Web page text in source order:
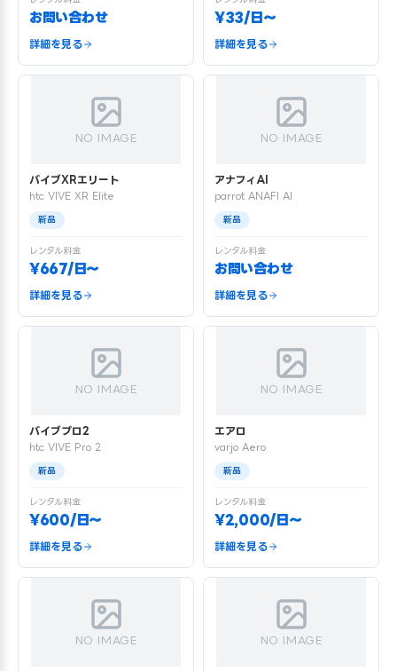
お問い合わせ
詳細を見る
¥33/日〜
詳細を見る
NO IMAGE
バイブXRエリート
htc VIVE XR Elite
新品
レンタル料金
¥667/日〜
詳細を見る
NO IMAGE
アナフィAI
parrot ANAFI AI
新品
レンタル料金
お問い合わせ
詳細を見る
NO IMAGE
バイブプロ2
htc VIVE Pro 2
新品
レンタル料金
¥600/日〜
詳細を見る
NO IMAGE
エアロ
varjo Aero
新品
レンタル料金
¥2,000/日〜
詳細を見る
NO IMAGE NO IMAGE